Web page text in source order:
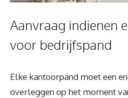
Aanvraag indienen
voor bedrijfspand
Elke kantoorpand moet een
overleggen op het moment